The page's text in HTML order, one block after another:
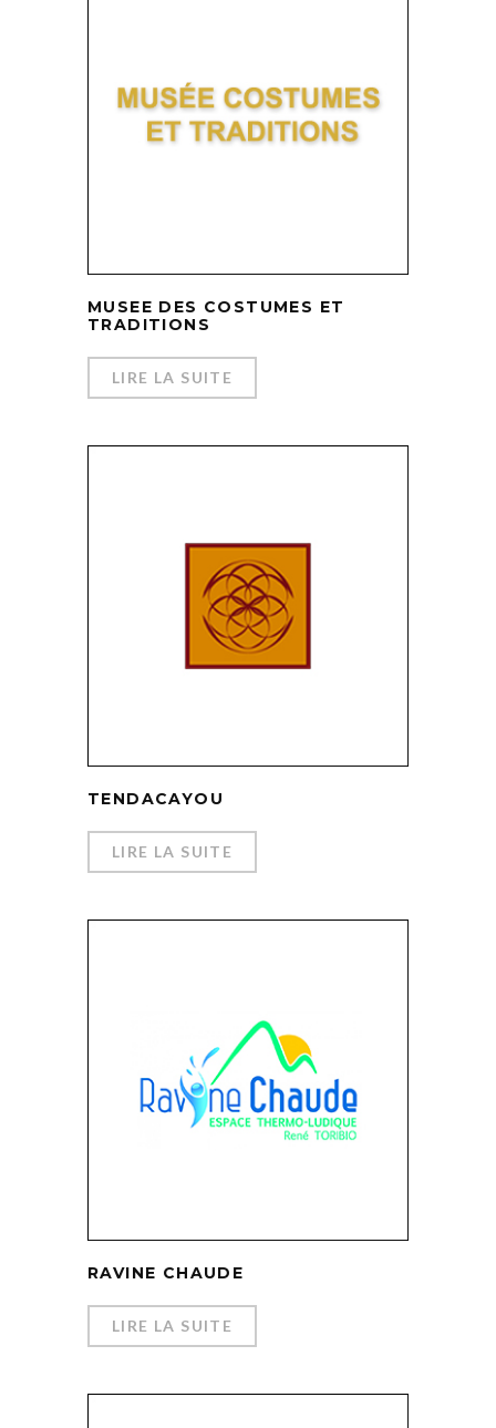
MUSEE DES COSTUMES ET
TRADITIONS
LIRE LA SUITE
TENDACAYOU
LIRE LA SUITE
RAVINE CHAUDE
LIRE LA SUITE